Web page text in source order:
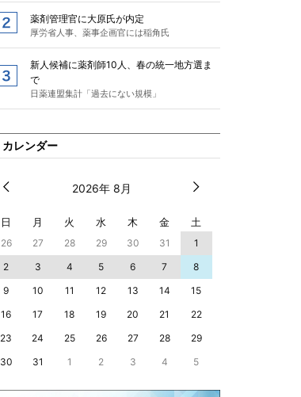
薬剤管理官に大原氏が内定
厚労省人事、薬事企画官には稲角氏
新人候補に薬剤師10人、春の統一地方選ま
で
日薬連盟集計「過去にない規模」
カレンダー
2026年 8月
日 月 火 水 木 金 土
26 27 28 29 30 31
1
2
3 4 5 6 7
8
9
10 11 12 13 14
15
16
17 18 19 20 21
22
23
24 25 26 27 28
29
30
31 1 2 3 4 5